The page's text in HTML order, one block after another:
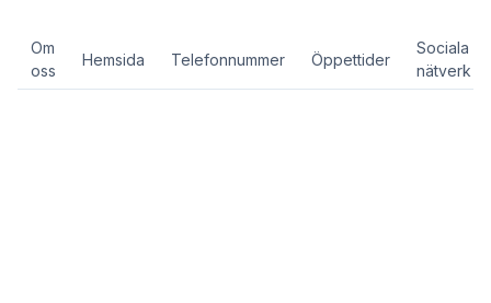
Om
oss
Hemsida Telefonnummer Öppettider
Sociala
nätverk